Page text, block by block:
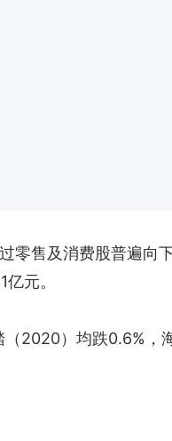
零售及消费股普遍
元。
2020）均跌0.6%，